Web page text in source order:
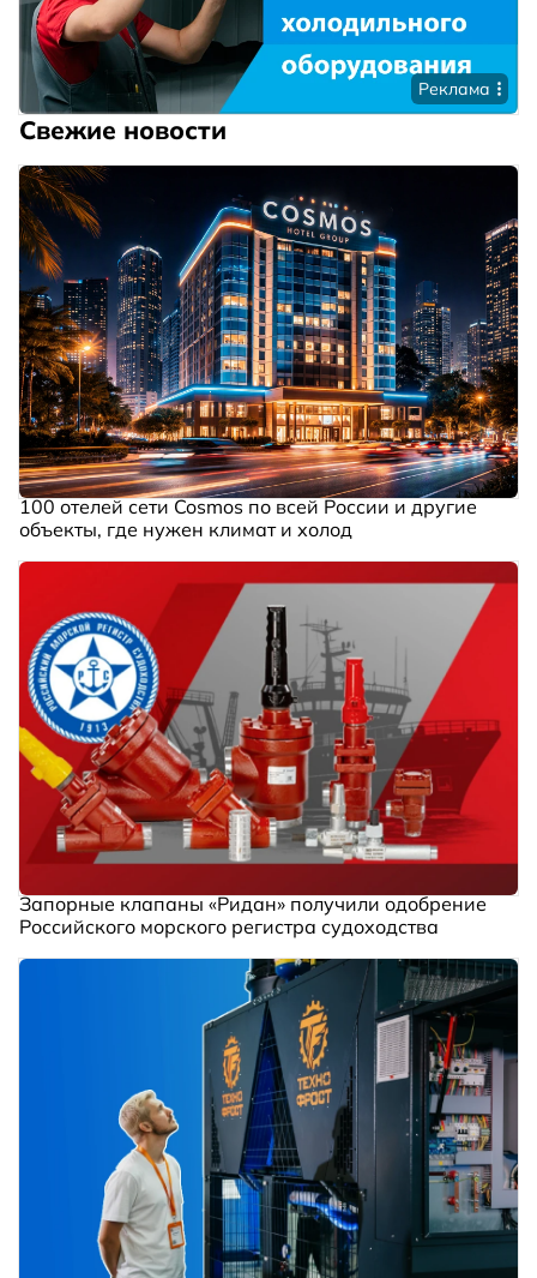
Реклама
Свежие новости
100 отелей сети Cosmos по всей России и другие
объекты, где нужен климат и холод
Запорные клапаны «Ридан» получили одобрение
Российского морского регистра судоходства